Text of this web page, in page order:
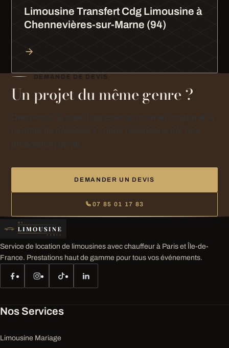
Limousine Transfert Cdg Limousine à
Chennevières-sur-Marne (94)
DEMANDE DE DEVIS
Un projet du même genre ?
DEMANDER UN DEVIS
07 85 01 17 83
Service de location de limousines avec chauffeur à Paris et Île-de-
France. Prestations haut de gamme pour tous vos événements.
Nos Services
Limousine Mariage